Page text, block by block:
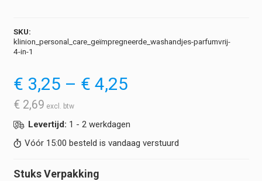
SKU:
klinion_personal_care_geïmpregneerde_washandjes-parfumvrij-
4-in-1
€ 3,25 – € 4,25Prijsklasse:
€ 4,25
€ 2,69
Levertijd: 1 - 2 werkdagen
Vóór 15:00 besteld is vandaag verstuurd
Stuks Verpakking